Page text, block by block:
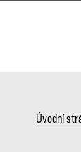
Úvodní